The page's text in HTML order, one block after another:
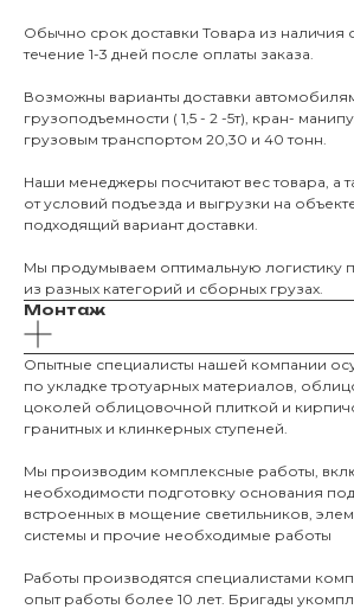
Обычно срок доставки Товара из наличия
течение 1-3 дней после оплаты заказа.
Возможны варианты доставки
грузоподъемности ( 1,5 - 2 -5т), кран-
грузовым транспортом 20,30 и 40 тонн.
Наши менеджеры посчитают вес товара, а
от условий подъезда и выгрузки на
подходящий вариант доставки.
Мы продумываем оптимальную логистику
из разных категорий и сборных грузах.
Монтаж
Опытные специалисты нашей компании
по укладке тротуарных материалов,
цоколей облицовочной плиткой и
гранитных и клинкерных ступеней.
Мы производим комплексные работы,
необходимости подготовку основания
встроенных в мощение светильников,
системы и прочие необходимые работы
Работы производятся специалистами
опыт работы более 10 лет. Бригады
О КОМПАНИИ
О нас